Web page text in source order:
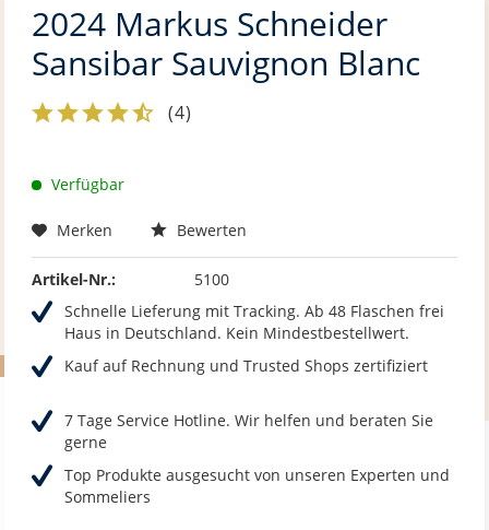
2024 Markus Schneider
Sansibar Sauvignon Blanc
(4)
Verfügbar
Merken Bewerten
Artikel-Nr.:
5100
Schnelle Lieferung mit Tracking. Ab 48 Flaschen frei
Haus in Deutschland. Kein Mindestbestellwert.
Kauf auf Rechnung und Trusted Shops zertifiziert
7 Tage Service Hotline. Wir helfen und beraten Sie
gerne
Top Produkte ausgesucht von unseren Experten und
Sommeliers